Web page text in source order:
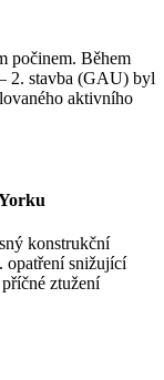
počinem. Během
2. stavba (GAU) byl
aktivního
konstrukční
opatření snižující
ztužení